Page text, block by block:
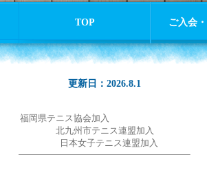
TOP ご入会
更新日：2026.8.1
福岡県テニス協会加入
北九州市テニス連盟加入
日本女子テニス連盟加入